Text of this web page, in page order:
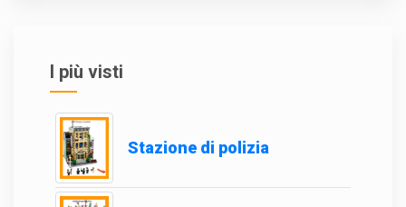
I più visti
Stazione di polizia